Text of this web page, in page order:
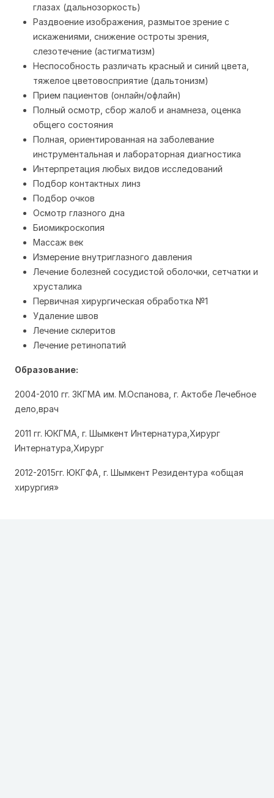
глазах (дальнозоркость)
Раздвоение изображения, размытое зрение с
искажениями, снижение остроты зрения,
слезотечение (астигматизм)
Неспособность различать красный и синий цвета,
тяжелое цветовосприятие (дальтонизм)
Прием пациентов (онлайн/офлайн)
Полный осмотр, сбор жалоб и анамнеза, оценка
общего состояния
Полная, ориентированная на заболевание
инструментальная и лабораторная диагностика
Интерпретация любых видов исследований
Подбор контактных линз
Подбор очков
Осмотр глазного дна
Биомикроскопия
Массаж век
Измерение внутриглазного давления
Лечение болезней сосудистой оболочки, сетчатки и
хрусталика
Первичная хирургическая обработка №1
Удаление швов
Лечение склеритов
Лечение ретинопатий
Образование:
2004-2010 гг. ЗКГМА им. М.Оспанова, г. Актобе Лечебное
дело,врач
2011 гг. ЮКГМА, г. Шымкент Интернатура,Хирург
Интернатура,Хирург
2012-2015гг. ЮКГФА, г. Шымкент Резидентура «общая
хирургия»